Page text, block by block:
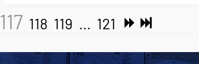
117 118 119 ... 121